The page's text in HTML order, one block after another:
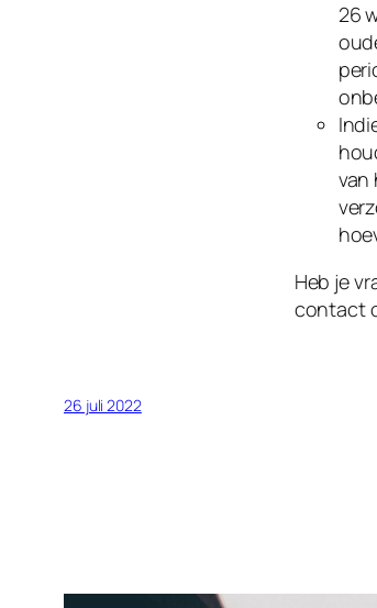
26
van
Heb je
contact
26 juli 2022